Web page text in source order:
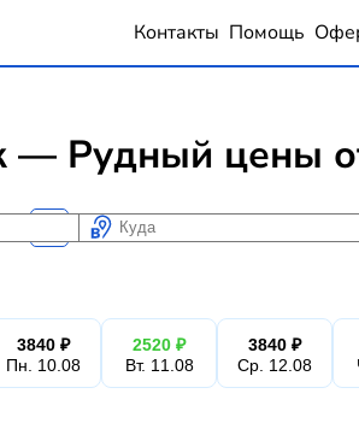
Контакты Помощь
— Рудный цены
Куда
3840 ₽
Пн. 10.08
2520 ₽
Вт. 11.08
3840 ₽
Ср. 12.08